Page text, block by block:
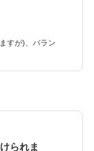
すが)、バラン
られま